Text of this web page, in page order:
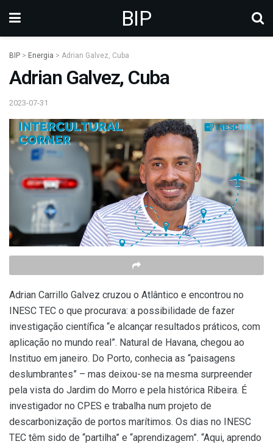
BIP
BIP > Energia > Adrian Galvez, Cuba
Adrian Galvez, Cuba
2023-07-31
Adrian Carrillo Galvez cruzou o Atlântico e encontrou no
INESC TEC o que procurava: a possibilidade de fazer
investigação científica “e alcançar resultados práticos, com
aplicação no mundo real”. Natural de Havana, chegou ao
Instituo em janeiro. Do Porto, conhecia as “paisagens
deslumbrantes” – mas deixou-se na mesma surpreender
pela vista do Jardim do Morro e pela histórica Ribeira. É
investigador no CPES e trabalha num projeto de
descarbonização de portos marítimos. Os dias no INESC
TEC têm sido de “partilha” e “aprendizagem”. “Aqui, aprendo